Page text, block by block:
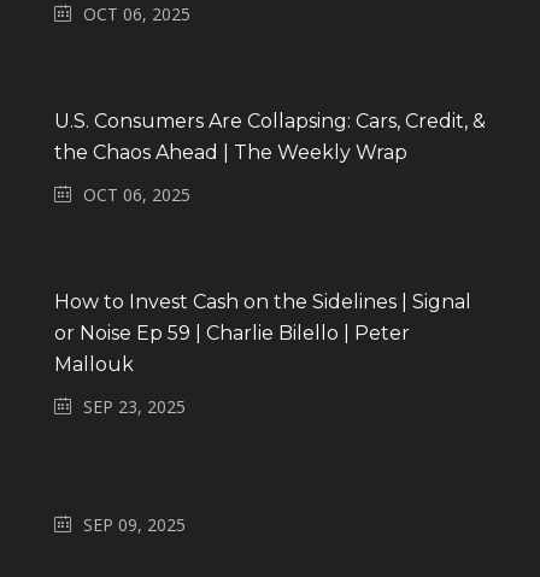
OCT 06, 2025
U.S. Consumers Are Collapsing: Cars, Credit, &
the Chaos Ahead | The Weekly Wrap
OCT 06, 2025
How to Invest Cash on the Sidelines | Signal
or Noise Ep 59 | Charlie Bilello | Peter
Mallouk
SEP 23, 2025
SEP 09, 2025